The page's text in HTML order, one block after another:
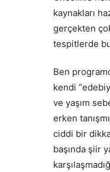
kaynakları
gerçekten
tespitlerde
Ben
kendi
ve yaşım
erken
ciddi bir
başında şiir